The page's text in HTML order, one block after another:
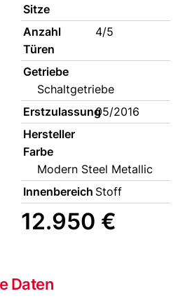
Sitze
Anzahl
Türen
4/5
Getriebe
Schaltgetriebe
Erstzulassung05/2016
Hersteller
Farbe
Modern Steel Metallic
Innenbereich Stoff
12.950 €
Daten